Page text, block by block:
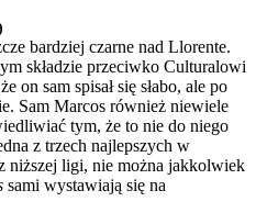
bardziej czarne nad Llorente.
składzie przeciwko Culturalowi
on sam spisał się słabo, ale po
Sam Marcos również niewiele
tym, że to nie do niego
z trzech najlepszych w
niższej ligi, nie można jakkolwiek
sami wystawiają się na